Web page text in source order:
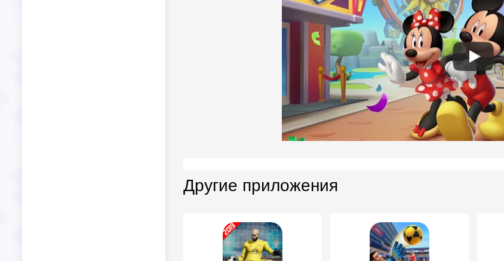
Другие приложения